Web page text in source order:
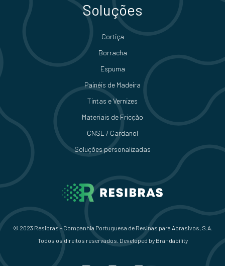
© 2023 Resibras – Companhia Portuguesa de Resinas para Abrasivos, S.A.
Todos os direitos reservados. Developed by Brandability
Soluções
Cortiça
Borracha
Espuma
Painéis de Madeira
Tintas e Vernizes
Materiais de Fricção
CNSL / Cardanol
Soluções personalizadas